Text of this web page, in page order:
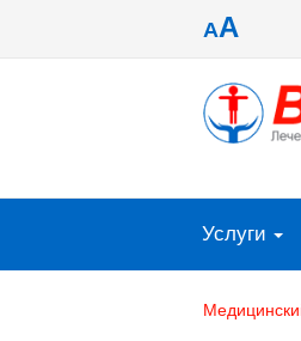
AA
Услуги